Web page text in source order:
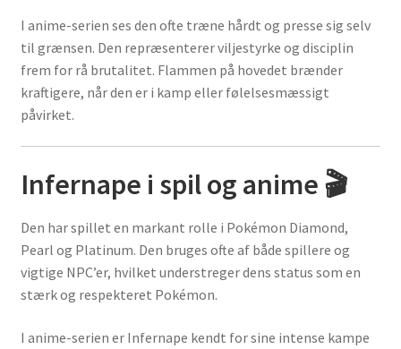
I anime-serien ses den ofte træne hårdt og presse sig selv
til grænsen. Den repræsenterer viljestyrke og disciplin
frem for rå brutalitet. Flammen på hovedet brænder
kraftigere, når den er i kamp eller følelsesmæssigt
påvirket.
Infernape i spil og anime 🎬
Den har spillet en markant rolle i Pokémon Diamond,
Pearl og Platinum. Den bruges ofte af både spillere og
vigtige NPC’er, hvilket understreger dens status som en
stærk og respekteret Pokémon.
I anime-serien er Infernape kendt for sine intense kampe